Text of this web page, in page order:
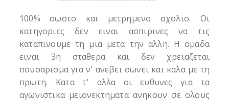
100% σωστο και μετρημενο σχολιο. Οι
κατηγοριες δεν ειναι ασπιρινες να τις
καταπινουμε τη μια μετα την αλλη. Η ομαδα
ειναι 3η σταθερα και δεν χρειαζεται
πουσαρισμα για ν' ανεβει σωνει και καλα με τη
πρωτη. Κατα τ' αλλα οι ευθυνες για τα
αγωνιστικα μειονεκτηματα ανηκουν σε ολους